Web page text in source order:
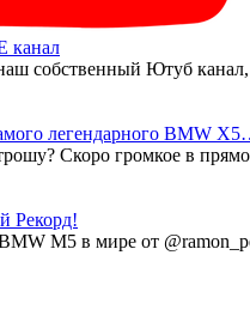
канал
собственный Ютуб канал,
легендарного BMW
Скоро громкое в
Рекорд!
M5 в мире от